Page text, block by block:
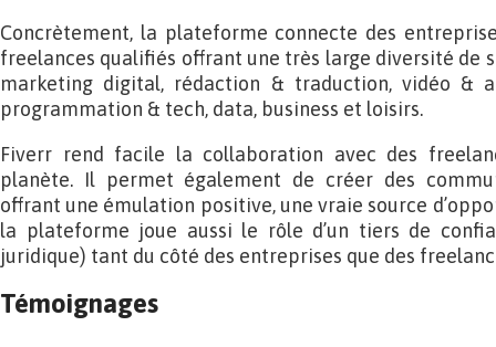
Concrètement, la plateforme connecte des
freelances qualifiés offrant une très large diversité de
marketing digital, rédaction & traduction, vidéo &
programmation & tech, data, business et loisirs.
Fiverr rend facile la collaboration avec des
planète. Il permet également de créer des
offrant une émulation positive, une vraie source
la plateforme joue aussi le rôle d’un tiers de
juridique) tant du côté des entreprises que des
Témoignages